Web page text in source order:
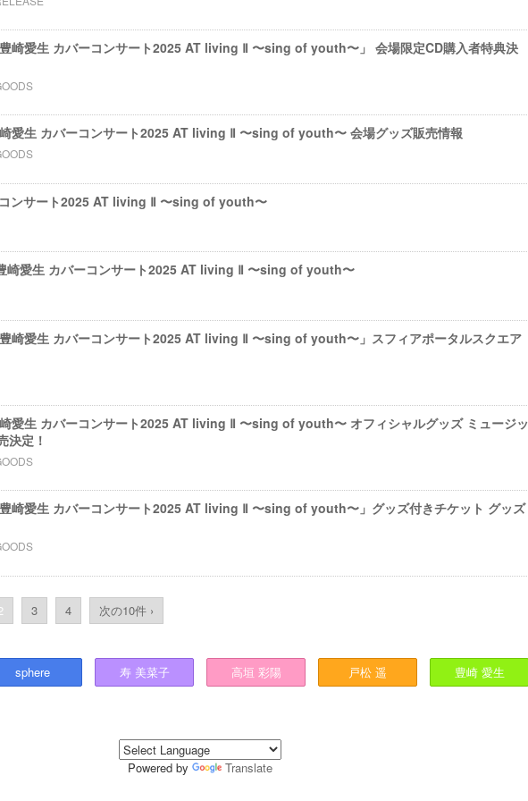
崎愛⽣ カバーコンサート2025 AT living Ⅱ 〜sing of youth〜」 会場限定CD購入者特典決
愛⽣ カバーコンサート2025 AT living Ⅱ 〜sing of youth〜 会場グッズ販売情報
ンサート2025 AT living Ⅱ 〜sing of youth〜
崎愛⽣ カバーコンサート2025 AT living Ⅱ 〜sing of youth〜
崎愛⽣ カバーコンサート2025 AT living Ⅱ 〜sing of youth〜」スフィアポータルスクエア
愛⽣ カバーコンサート2025 AT living Ⅱ 〜sing of youth〜 オフィシャルグッズ ミュージッ
決定！
崎愛⽣ カバーコンサート2025 AT living Ⅱ 〜sing of youth〜」グッズ付きチケット グッズ
3 4 次の10件 ›
sphere 寿 美菜子 高垣 彩陽 戸松 遥 豊崎愛生
Powered by Translate